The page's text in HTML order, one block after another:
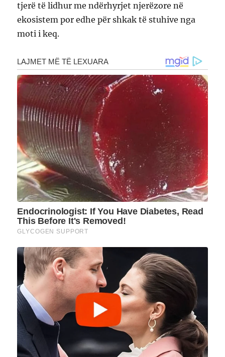
tjerë të lidhur me ndërhyrjet njerëzore në
ekosistem por edhe për shkak të stuhive nga
moti i keq.